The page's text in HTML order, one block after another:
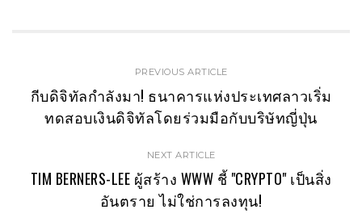
PREVIOUS ARTICLE
กีบดิจิทัลกำลังมา! ธนาคารแห่งประเทศลาวเริ่ม
ทดสอบเงินดิจิทัลโดยร่วมมือกับบริษัทญี่ปุ่น
NEXT ARTICLE
TIM BERNERS-LEE ผู้สร้าง WWW ชี้ "CRYPTO" เป็นสิ่ง
อันตราย ไม่ใช่การลงทุน!